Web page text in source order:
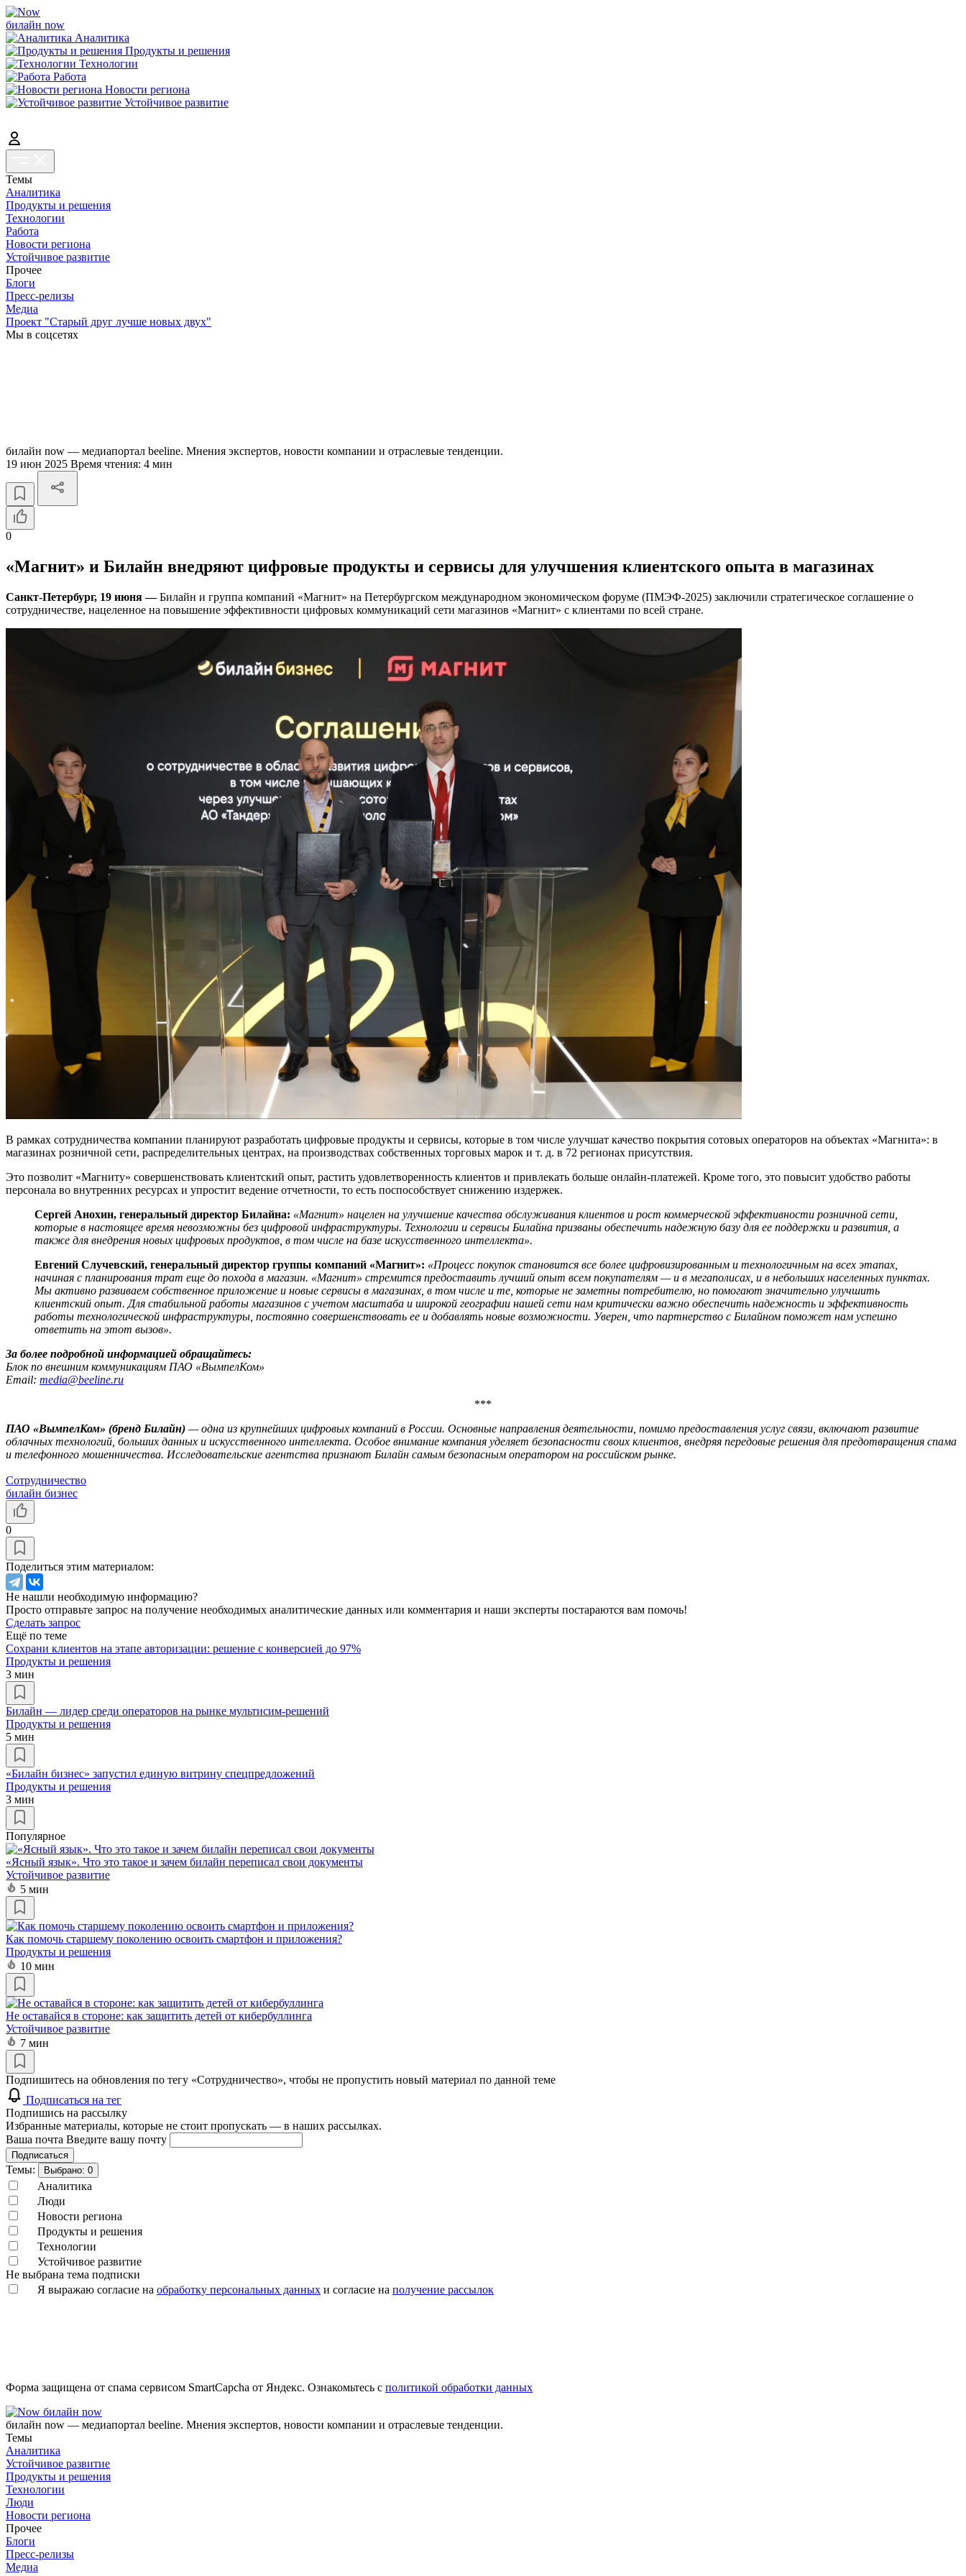
билайн now
Аналитика
Продукты и решения
Технологии
Работа
Новости региона
Устойчивое развитие
Темы
Аналитика
Продукты и решения
Технологии
Работа
Новости региона
Устойчивое развитие
Прочее
Блоги
Пресс-релизы
Медиа
Проект "Старый друг лучше новых двух"
Мы в соцсетях
билайн now — медиапортал beeline. Мнения экспертов, новости компании и отраслевые тенденции.
19 июн 2025 Время чтения: 4 мин
0
«Магнит» и Билайн внедряют цифровые продукты и сервисы для улучшения клиентского опыта в магазинах
Санкт-Петербург, 19 июня —Билайн и группа компаний «Магнит» на Петербургском международном экономическом форуме (ПМЭФ-2025) заключили стратегическое соглашение о
сотрудничестве, нацеленное на повышение эффективности цифровых коммуникаций сети магазинов «Магнит» с клиентами по всей стране.
В рамках сотрудничества компании планируют разработать цифровые продукты и сервисы, которые в том числе улучшат качество покрытия сотовых операторов на объектах «Магнита»: в
магазинах розничной сети, распределительных центрах, на производствах собственных торговых марок и т. д. в 72 регионах присутствия.
Это позволит «Магниту» совершенствовать клиентский опыт, растить удовлетворенность клиентов и привлекать больше онлайн-платежей. Кроме того, это повысит удобство работы
персонала во внутренних ресурсах и упростит ведение отчетности, то есть поспособствует снижению издержек.
Сергей Анохин, генеральный директор Билайна: «Магнит» нацелен на улучшение качества обслуживания клиентов и рост коммерческой эффективности розничной сети,
которые в настоящее время невозможны без цифровой инфраструктуры. Технологии и сервисы Билайна призваны обеспечить надежную базу для ее поддержки и развития, а
также для внедрения новых цифровых продуктов, в том числе на базе искусственного интеллекта».
Евгений Случевский, генеральный директор группы компаний «Магнит»: «Процесс покупок становится все более цифровизированным и технологичным на всех этапах,
начиная с планирования трат еще до похода в магазин. «Магнит» стремится предоставить лучший опыт всем покупателям — и в мегаполисах, и в небольших населенных пунктах.
Мы активно развиваем собственное приложение и новые сервисы в магазинах, в том числе и те, которые не заметны потребителю, но помогают значительно улучшить
клиентский опыт. Для стабильной работы магазинов с учетом масштаба и широкой географии нашей сети нам критически важно обеспечить надежность и эффективность
работы технологической инфраструктуры, постоянно совершенствовать ее и добавлять новые возможности. Уверен, что партнерство с Билайном поможет нам успешно
ответить на этот вызов».
За более подробной информацией обращайтесь:
Блок по внешним коммуникациям ПАО «ВымпелКом»
Email: media@beeline.ru
***
ПАО «ВымпелКом» (бренд Билайн) — одна из крупнейших цифровых компаний в России. Основные направления деятельности, помимо предоставления услуг связи, включают развитие
облачных технологий, больших данных и искусственного интеллекта. Особое внимание компания уделяет безопасности своих клиентов, внедряя передовые решения для предотвращения спама
и телефонного мошенничества. Исследовательские агентства признают Билайн самым безопасным оператором на российском рынке.
Сотрудничество
билайн бизнес
0
Поделиться этим материалом:
Не нашли необходимую информацию?
Просто отправьте запрос на получение необходимых аналитические данных или комментария и наши эксперты постараются вам помочь!
Сделать запрос
Ещё по теме
Cохрани клиентов на этапе авторизации: решение с конверсией до 97%
Продукты и решения
3 мин
Билайн — лидер среди операторов на рынке мультисим-решений
Продукты и решения
5 мин
«Билайн бизнес» запустил единую витрину спецпредложений
Продукты и решения
3 мин
Популярное
«Ясный язык». Что это такое и зачем билайн переписал свои документы
Устойчивое развитие
5 мин
Как помочь старшему поколению освоить смартфон и приложения?
Продукты и решения
10 мин
Не оставайся в стороне: как защитить детей от кибербуллинга
Устойчивое развитие
7 мин
Подпишитесь на обновления по тегу «Сотрудничество», чтобы не пропустить новый материал по данной теме
Подписаться на тег
Подпишись на рассылку
Избранные материалы, которые не стоит пропускать — в наших рассылках.
Ваша почта Введите вашу почту
Подписаться
Темы: Выбрано: 0
Аналитика
Люди
Новости региона
Продукты и решения
Технологии
Устойчивое развитие
Не выбрана тема подписки
Я выражаю согласие на обработку персональных данных и согласие на получение рассылок
Форма защищена от спама сервисом SmartCapcha от Яндекс. Ознакомьтесь с политикой обработки данных
билайн now
билайн now — медиапортал beeline. Мнения экспертов, новости компании и отраслевые тенденции.
Темы
Аналитика
Устойчивое развитие
Продукты и решения
Технологии
Люди
Новости региона
Прочее
Блоги
Пресс-релизы
Медиа